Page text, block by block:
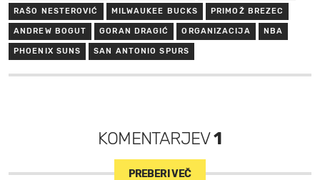
RAŠO NESTEROVIĆ MILWAUKEE BUCKS PRIMOŽ BREZEC
ANDREW BOGUT GORAN DRAGIĆ ORGANIZACIJA NBA
PHOENIX SUNS SAN ANTONIO SPURS
KOMENTARJEV1
PREBERI VEČ